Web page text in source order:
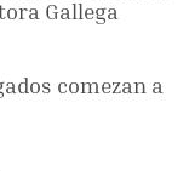
Gallega
comezan a